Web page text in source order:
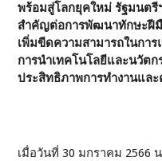
พร้อมสู่โลกยุคใหม่ รัฐมนตรี
สำคัญต่อการพัฒนาทักษะฝีมื
เพิ่มขีดความสามารถในกา
การนำเทคโนโลยีและนวัตก
ประสิทธิภาพการทำงานแล
เมื่อวันที่ 30 มกราคม 2566